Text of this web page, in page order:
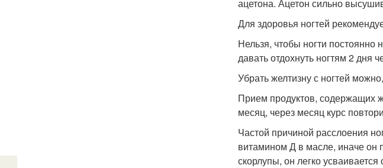
ацетона. Ацетон сильно
Для здоровья ногтей
Нельзя, чтобы ногти постоянно
давать отдохнуть ногтям 2 дня
Убрать желтизну с ногтей
Прием продуктов, содержащих
месяц, через месяц курс
Частой причиной расслоения
витамином Д в масле, иначе он
скорлупы, он легко